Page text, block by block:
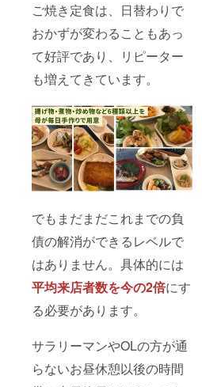
ご焼き定食は、日替わりで
おかずが変わることもあっ
て好評であり、リピーター
も増えてきています。
でもまだまだこれまでの負
債の解消ができるレベルで
はありません。具体的には
平均来店者数を今の2倍にす
る必要があります。
サラリーマンやOLの方が通
らないお昼休憩以後の時間